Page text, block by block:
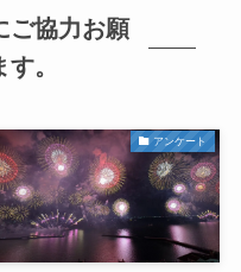
ご協力お願
。
アンケート